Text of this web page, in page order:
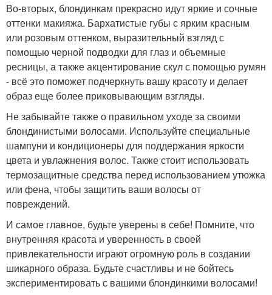
Во-вторых, блондинкам прекрасно идут яркие и сочные
оттенки макияжа. Бархатистые губы с ярким красным
или розовым оттенком, выразительный взгляд с
помощью черной подводки для глаз и объемные
ресницы, а также акцентирование скул с помощью румян
- всё это поможет подчеркнуть вашу красоту и делает
образ еще более приковывающим взгляды.
Не забывайте также о правильном уходе за своими
блондинистыми волосами. Используйте специальные
шампуни и кондиционеры для поддержания яркости
цвета и увлажнения волос. Также стоит использовать
термозащитные средства перед использованием утюжка
или фена, чтобы защитить ваши волосы от
повреждений.
И самое главное, будьте уверены в себе! Помните, что
внутренняя красота и уверенность в своей
привлекательности играют огромную роль в создании
шикарного образа. Будьте счастливы и не бойтесь
экспериментировать с вашими блондинкими волосами!